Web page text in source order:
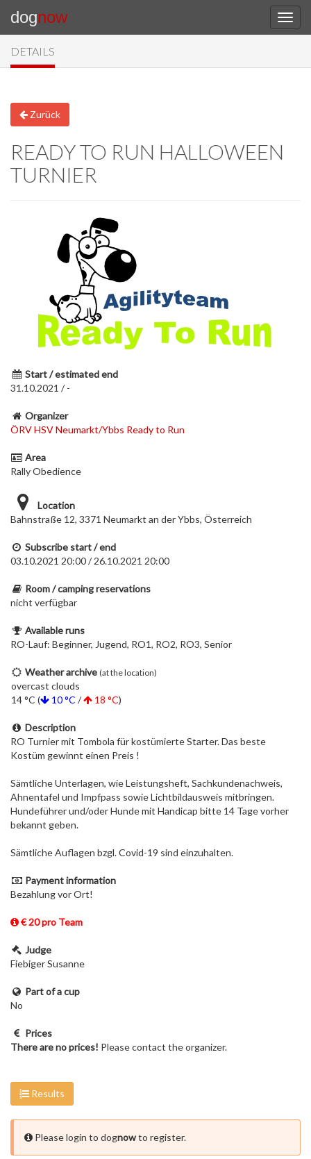
dognow
DETAILS
Zurück
READY TO RUN HALLOWEEN
TURNIER
Start / estimated end
31.10.2021 / -
Organizer
ÖRV HSV Neumarkt/Ybbs Ready to Run
Area
Rally Obedience
Location
Bahnstraße 12, 3371 Neumarkt an der Ybbs, Österreich
Subscribe start / end
03.10.2021 20:00 / 26.10.2021 20:00
Room / camping reservations
nicht verfügbar
Available runs
RO-Lauf: Beginner, Jugend, RO1, RO2, RO3, Senior
Weather archive (at the location)
overcast clouds
14 °C (
10 °C / 18 °C)
Description
RO Turnier mit Tombola für kostümierte Starter. Das beste
Kostüm gewinnt einen Preis !
Sämtliche Unterlagen, wie Leistungsheft, Sachkundenachweis,
Ahnentafel und Impfpass sowie Lichtbildausweis mitbringen.
Hundeführer und/oder Hunde mit Handicap bitte 14 Tage vorher
bekannt geben.
Sämtliche Auflagen bzgl. Covid-19 sind einzuhalten.
Payment information
Bezahlung vor Ort!
€ 20 pro Team
Judge
Fiebiger Susanne
Part of a cup
No
Prices
There are no prices! Please contact the organizer.
Results
Please login to dognowto register.